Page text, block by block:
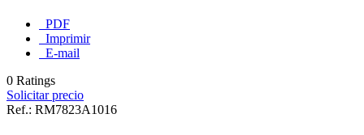
PDF
Imprimir
E-mail
0 Ratings
Solicitar precio
Ref.: RM7823A1016